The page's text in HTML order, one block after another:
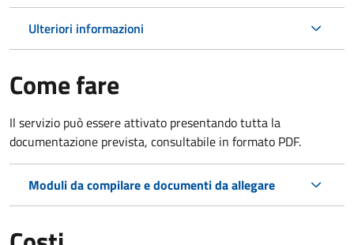
Ulteriori informazioni
Come fare
Il servizio può essere attivato presentando tutta la
documentazione prevista, consultabile in formato PDF.
Moduli da compilare e documenti da allegare